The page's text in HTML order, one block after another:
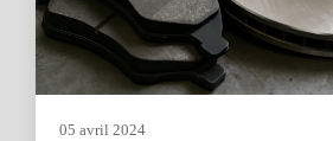
05 avril 2024